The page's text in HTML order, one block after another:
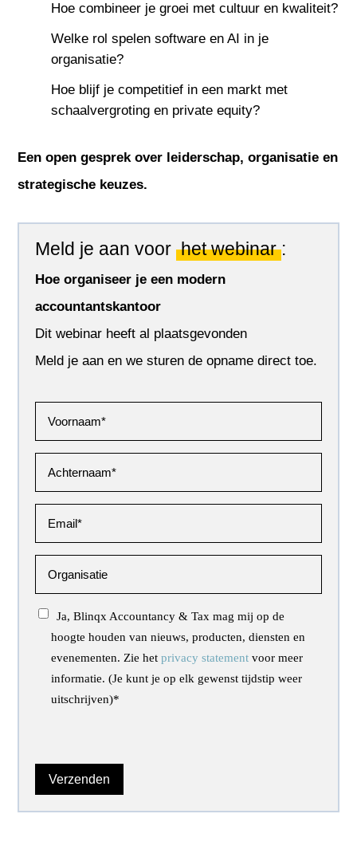
Hoe combineer je groei met cultuur en kwaliteit?
Welke rol spelen software en AI in je
organisatie?
Hoe blijf je competitief in een markt met
schaalvergroting en private equity?
Een open gesprek over leiderschap, organisatie en
strategische keuzes.
Meld je aan voor het webinar :
Hoe organiseer je een modern
accountantskantoor
Dit webinar heeft al plaatsgevonden
Meld je aan en we sturen de opname direct toe.
Ja, Blinqx Accountancy & Tax mag mij op de
hoogte houden van nieuws, producten, diensten en
evenementen. Zie hetprivacy statement voor meer
informatie. (Je kunt je op elk gewenst tijdstip weer
uitschrijven)*